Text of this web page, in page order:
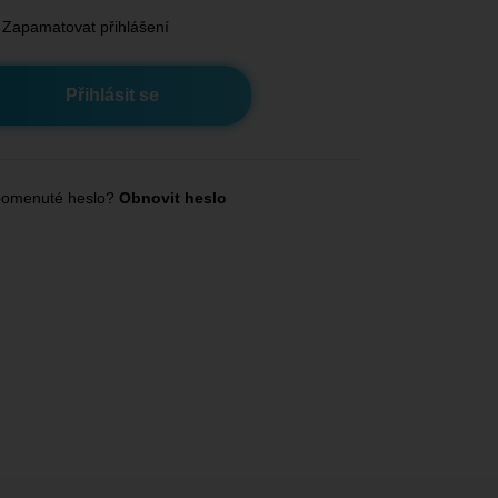
Zapamatovat přihlášení
heslo? Obnovit heslo